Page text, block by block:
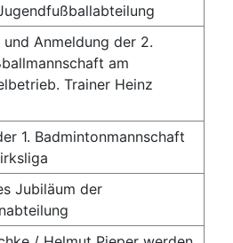
und Anmeldung der 2.
am
Trainer Heinz
1. Badmintonmannschaft
Jubiläum der